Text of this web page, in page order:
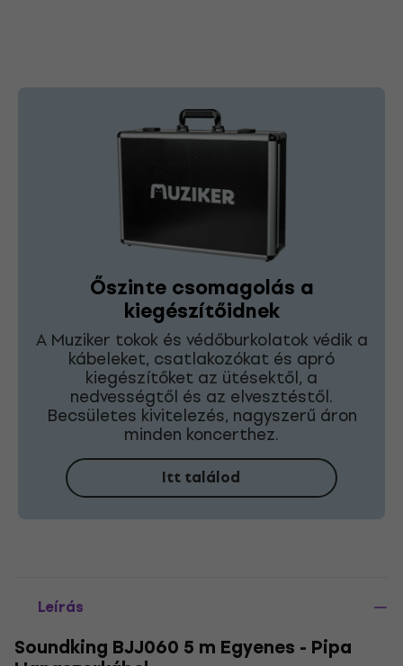
Őszinte csomagolás a
kiegészítőidnek
A Muziker tokok és védőburkolatok védik a
kábeleket, csatlakozókat és apró
kiegészítőket az ütésektől, a
nedvességtől és az elvesztéstől.
Becsületes kivitelezés, nagyszerű áron
minden koncerthez.
Itt találod
Leírás
Soundking BJJ060 5 m Egyenes - Pipa